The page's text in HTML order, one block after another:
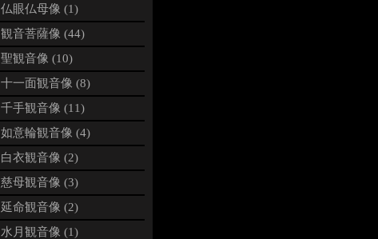
仏眼仏母像 (1)
観音菩薩像 (44)
聖観音像 (10)
十一面観音像 (8)
千手観音像 (11)
如意輪観音像 (4)
白衣観音像 (2)
慈母観音像 (3)
延命観音像 (2)
水月観音像 (1)